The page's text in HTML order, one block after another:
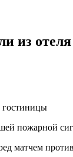
из
гостиницы
пожарной
матчем